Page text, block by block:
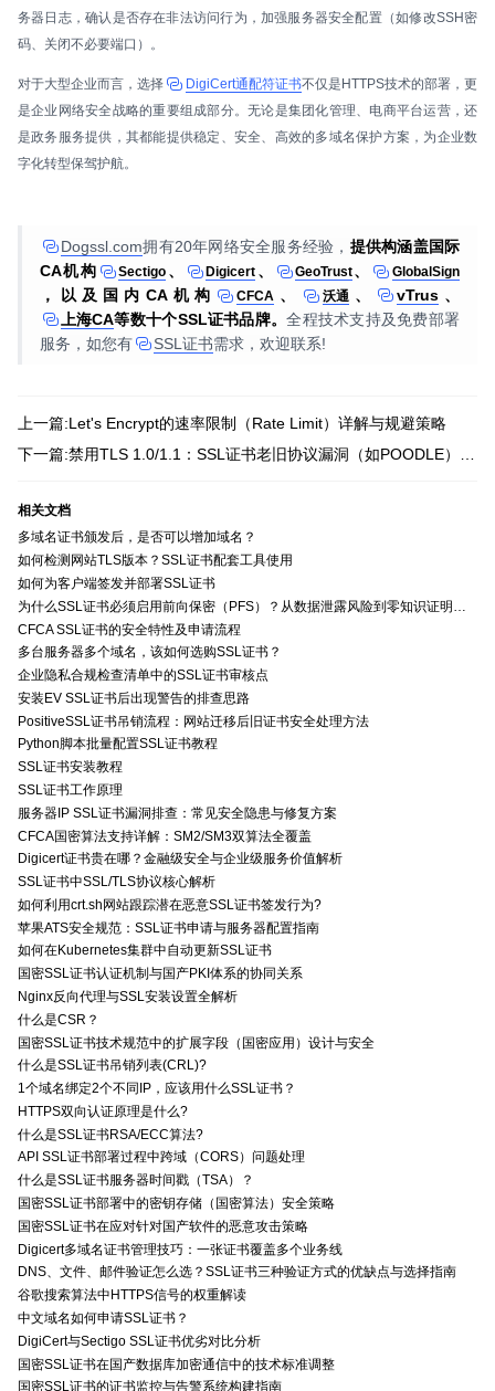
务器日志，确认是否存在非法访问行为，加强服务器安全配置（如修改SSH密
码、关闭不必要端口）。
对于大型企业而言，选择 DigiCert通配符证书不仅是HTTPS技术的部署，更
是企业网络安全战略的重要组成部分。无论是集团化管理、电商平台运营，还
是政务服务提供，其都能提供稳定、安全、高效的多域名保护方案，为企业数
字化转型保驾护航。
Dogssl.com拥有20年网络安全服务经验， 提供构涵盖国际
CA机构
Sectigo 、 Digicert 、 GeoTrust、 GlobalSign
，以及国内CA机构 CFCA 、 沃通 、 vTrus、
上海CA等数十个SSL证书品牌。全程技术支持及免费部署
服务，如您有
SSL证书需求，欢迎联系!
上一篇:Let's Encrypt的速率限制（Rate Limit）详解与规避策略
相关文档
多域名证书颁发后，是否可以增加域名？
如何检测网站TLS版本？SSL证书配套工具使用
如何为客户端签发并部署SSL证书
CFCA SSL证书的安全特性及申请流程
多台服务器多个域名，该如何选购SSL证书？
企业隐私合规检查清单中的SSL证书审核点
安装EV SSL证书后出现警告的排查思路
PositiveSSL证书吊销流程：网站迁移后旧证书安全处理方法
Python脚本批量配置SSL证书教程
SSL证书安装教程
SSL证书工作原理
服务器IP SSL证书漏洞排查：常见安全隐患与修复方案
CFCA国密算法支持详解：SM2/SM3双算法全覆盖
Digicert证书贵在哪？金融级安全与企业级服务价值解析
SSL证书中SSL/TLS协议核心解析
如何利用crt.sh网站跟踪潜在恶意SSL证书签发行为?
苹果ATS安全规范：SSL证书申请与服务器配置指南
如何在Kubernetes集群中自动更新SSL证书
国密SSL证书认证机制与国产PKI体系的协同关系
Nginx反向代理与SSL安装设置全解析
什么是CSR？
国密SSL证书技术规范中的扩展字段（国密应用）设计与安全
什么是SSL证书吊销列表(CRL)?
1个域名绑定2个不同IP，应该用什么SSL证书？
HTTPS双向认证原理是什么?
什么是SSL证书RSA/ECC算法?
API SSL证书部署过程中跨域（CORS）问题处理
什么是SSL证书服务器时间戳（TSA）？
国密SSL证书部署中的密钥存储（国密算法）安全策略
国密SSL证书在应对针对国产软件的恶意攻击策略
Digicert多域名证书管理技巧：一张证书覆盖多个业务线
DNS、文件、邮件验证怎么选？SSL证书三种验证方式的优缺点与选择指南
谷歌搜索算法中HTTPS信号的权重解读
中文域名如何申请SSL证书？
DigiCert与Sectigo SSL证书优劣对比分析
国密SSL证书在国产数据库加密通信中的技术标准调整
国密SSL证书的证书监控与告警系统构建指南